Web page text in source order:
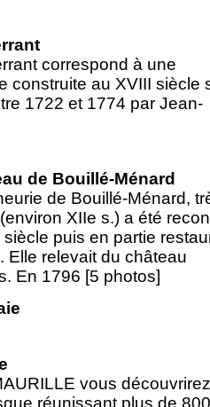
correspond à une
construite au XVIII siècle
1722 et 1774 par Jean-
de Bouillé-Ménard
de Bouillé-Ménard,
XIIe s.) a été
siècle puis en partie
Elle relevait du château
En 1796 [5 photos]
vous
réunissant plus de 800